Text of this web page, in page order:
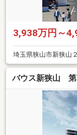
3,938万円～
埼玉県狭山市新狭山２
バウス新狭山 第